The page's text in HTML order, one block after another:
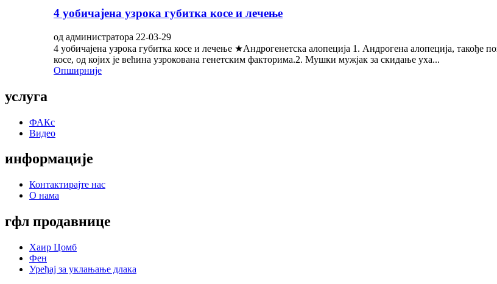
4 уобичајена узрока губитка косе и лечење
од администратора 22-03-29
4 уобичајена узрока губитка косе и лечење ★Андрогенетска алопеција 1. Андрогена алопеција, такође
косе, од којих је већина узрокована генетским факторима.2. Мушки мужјак за скидање уха...
Опширније
услуга
ФАКс
Видео
информације
Контактирајте нас
О нама
гфл продавнице
Хаир Цомб
Фен
Уређај за уклањање длака